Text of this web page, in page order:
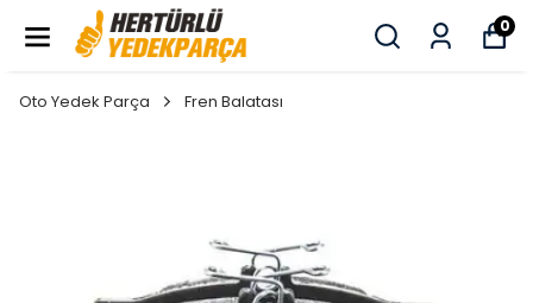
0
Oto Yedek Parça Fren Balatası